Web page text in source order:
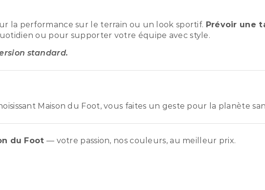
la performance sur le terrain ou un look sportif. Prévoir une
ou pour supporter votre équipe avec style.
standard.
Maison du Foot, vous faites un geste pour la planète
du Foot — votre passion, nos couleurs, au meilleur prix.